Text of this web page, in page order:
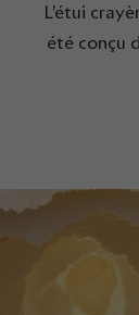
L’étui
été conçu